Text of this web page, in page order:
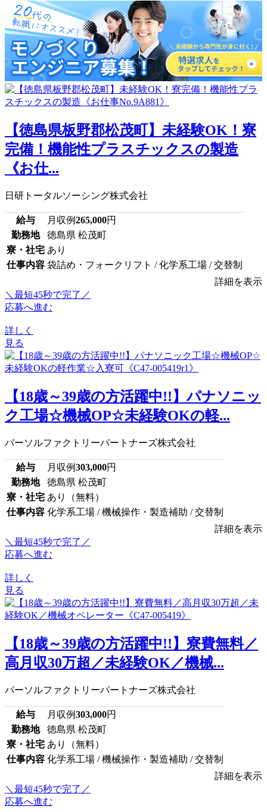
【徳島県板野郡松茂町】未経験OK！寮
完備！機能性プラスチックスの製造
《お仕...
日研トータルソーシング株式会社
給与 月収例265,000円
勤務地
徳島県 松茂町
寮・社宅 あり
仕事内容 袋詰め・フォークリフト / 化学系工場 / 交替制
詳細を表示
＼最短45秒で完了／
応募へ進む
詳しく
見る
【18歳～39歳の方活躍中!!】パナソニッ
ク工場☆機械OP☆未経験OKの軽...
パーソルファクトリーパートナーズ株式会社
給与 月収例303,000円
勤務地
徳島県 松茂町
寮・社宅 あり（無料）
仕事内容 化学系工場 / 機械操作・製造補助 / 交替制
詳細を表示
＼最短45秒で完了／
応募へ進む
詳しく
見る
【18歳～39歳の方活躍中!!】寮費無料／
高月収30万超／未経験OK／機械...
パーソルファクトリーパートナーズ株式会社
給与 月収例303,000円
勤務地
徳島県 松茂町
寮・社宅 あり（無料）
仕事内容 化学系工場 / 機械操作・製造補助 / 交替制
詳細を表示
＼最短45秒で完了／
応募へ進む